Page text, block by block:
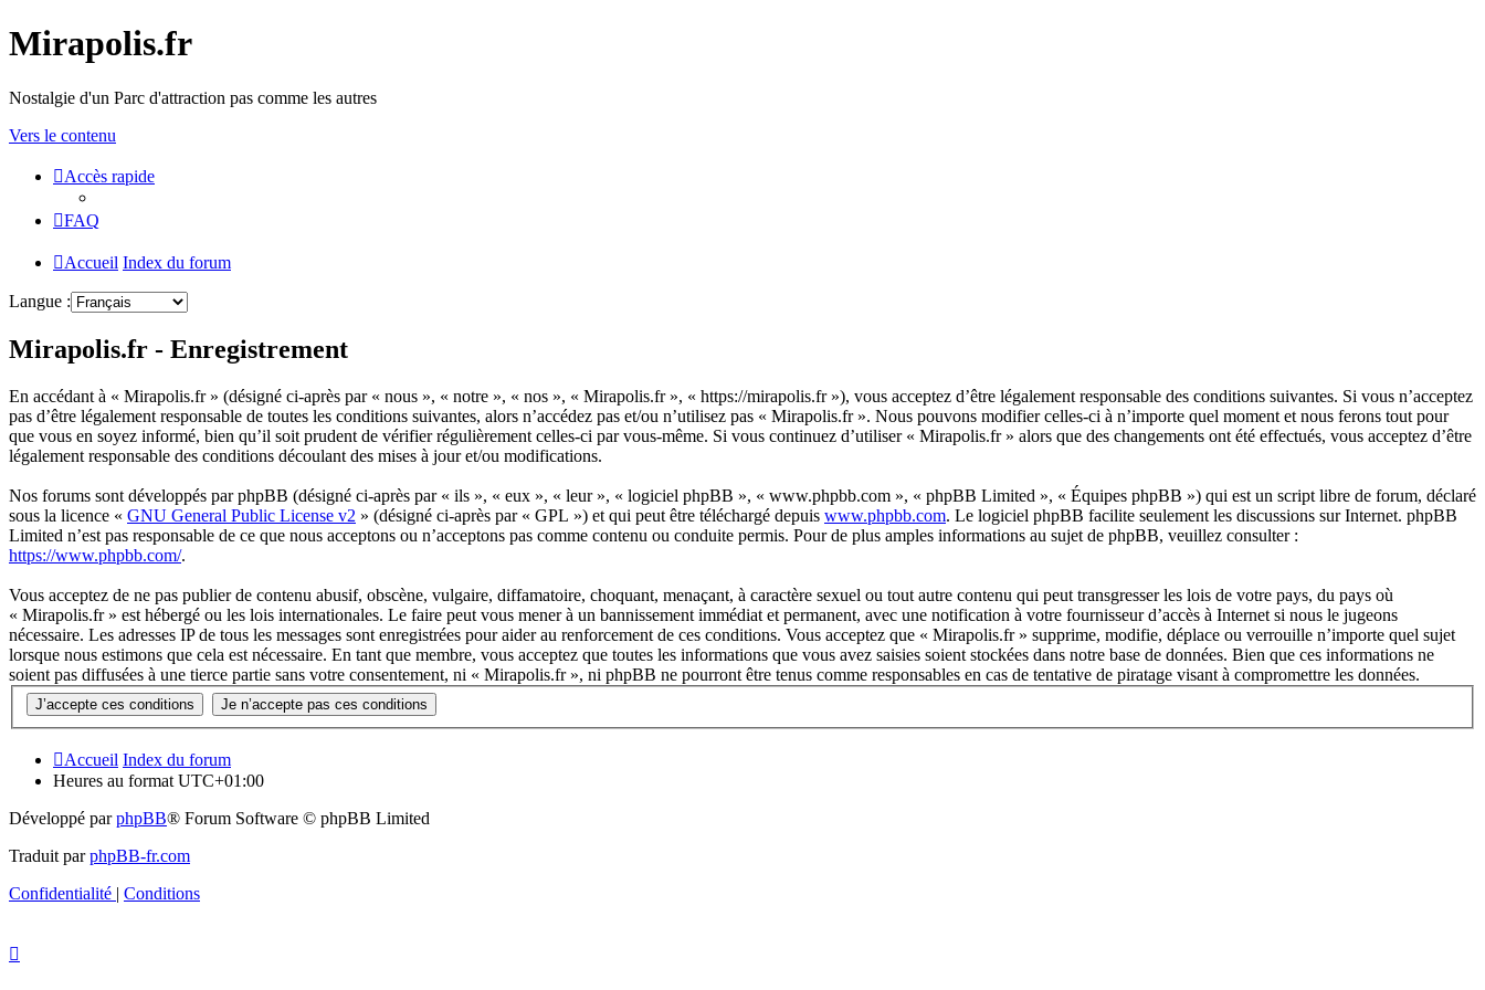
Mirapolis.fr
Nostalgie d'un Parc d'attraction pas comme les autres
Vers le contenu
Accès rapide
FAQ
Accueil Index du forum
Langue :
Mirapolis.fr - Enregistrement
En accédant à « Mirapolis.fr » (désigné ci-après par « nous », « notre », « nos », « Mirapolis.fr », « https://mirapolis.fr »), vous acceptez d’être légalement responsable des conditions suivantes. Si vous n’acceptez
pas d’être légalement responsable de toutes les conditions suivantes, alors n’accédez pas et/ou n’utilisez pas « Mirapolis.fr ». Nous pouvons modifier celles-ci à n’importe quel moment et nous ferons tout pour
que vous en soyez informé, bien qu’il soit prudent de vérifier régulièrement celles-ci par vous-même. Si vous continuez d’utiliser « Mirapolis.fr » alors que des changements ont été effectués, vous acceptez d’être
légalement responsable des conditions découlant des mises à jour et/ou modifications.
Nos forums sont développés par phpBB (désigné ci-après par « ils », « eux », « leur », « logiciel phpBB », « www.phpbb.com », « phpBB Limited », « Équipes phpBB ») qui est un script libre de forum, déclaré
sous la licence « GNU General Public License v2 » (désigné ci-après par « GPL ») et qui peut être téléchargé depuis www.phpbb.com. Le logiciel phpBB facilite seulement les discussions sur Internet. phpBB
Limited n’est pas responsable de ce que nous acceptons ou n’acceptons pas comme contenu ou conduite permis. Pour de plus amples informations au sujet de phpBB, veuillez consulter :
https://www.phpbb.com/.
Vous acceptez de ne pas publier de contenu abusif, obscène, vulgaire, diffamatoire, choquant, menaçant, à caractère sexuel ou tout autre contenu qui peut transgresser les lois de votre pays, du pays où
« Mirapolis.fr » est hébergé ou les lois internationales. Le faire peut vous mener à un bannissement immédiat et permanent, avec une notification à votre fournisseur d’accès à Internet si nous le jugeons
nécessaire. Les adresses IP de tous les messages sont enregistrées pour aider au renforcement de ces conditions. Vous acceptez que « Mirapolis.fr » supprime, modifie, déplace ou verrouille n’importe quel sujet
lorsque nous estimons que cela est nécessaire. En tant que membre, vous acceptez que toutes les informations que vous avez saisies soient stockées dans notre base de données. Bien que ces informations ne
soient pas diffusées à une tierce partie sans votre consentement, ni « Mirapolis.fr », ni phpBB ne pourront être tenus comme responsables en cas de tentative de piratage visant à compromettre les données.
Accueil Index du forum
Heures au format UTC+01:00
Développé parphpBB® Forum Software © phpBB Limited
Traduit parphpBB-fr.com
Confidentialité | Conditions